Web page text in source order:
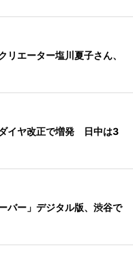
リエーター塩川夏子さん、
イヤ改正で増発 日中は3
バー」デジタル版、渋谷で